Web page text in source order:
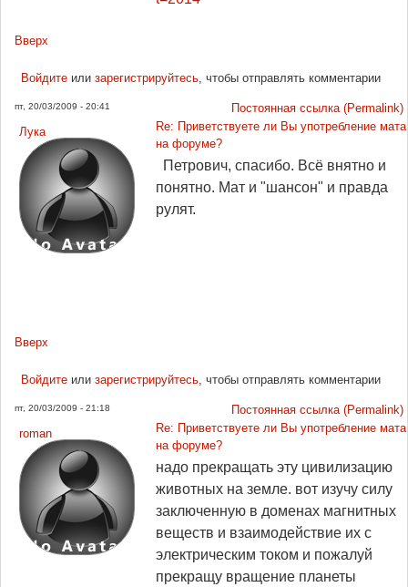
Вверх
Войдитеили зарегистрируйтесь, чтобы отправлять комментарии
пт, 20/03/2009 - 20:41
Постоянная ссылка (Permalink)
Лука
Re: Приветствуете ли Вы употребление мата
на форуме?
Петрович, спасибо. Всё внятно и
понятно. Мат и "шансон" и правда
рулят.
Вверх
Войдитеили зарегистрируйтесь, чтобы отправлять комментарии
пт, 20/03/2009 - 21:18
Постоянная ссылка (Permalink)
roman
Re: Приветствуете ли Вы употребление мата
на форуме?
надо прекращать эту цивилизацию
животных на земле. вот изучу силу
заключенную в доменах магнитных
веществ и взаимодействие их с
электрическим током и пожалуй
прекращу вращение планеты